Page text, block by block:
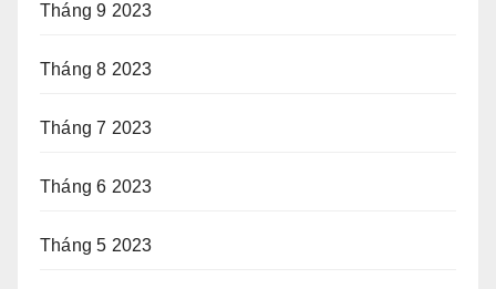
Tháng 9 2023
Tháng 8 2023
Tháng 7 2023
Tháng 6 2023
Tháng 5 2023